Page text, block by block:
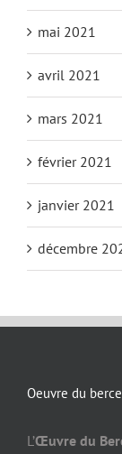
mai 2021
avril 2021
mars 2021
février 2021
janvier 2021
décembre
Oeuvre du
L’Œuvre du